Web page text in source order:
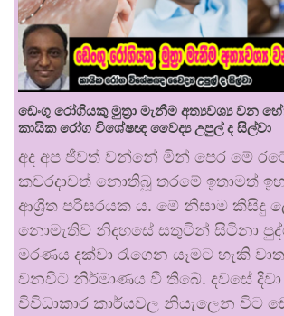
ඩෙංගු රෝගියකු ⁣මුත්‍රා මැනීම අත්‍යවශ්‍ය වන
කායික රෝග විශේෂඥ වෛද්‍ය උපුල් ද සිල්වා
අද අප ජීවත් වන්නේ මින් පෙර මේ
කවරදාවත් නොතිබූ තරමේ ඉතාමත්
ආශ්‍රිත පරිසරයක ය. මේ නිසාම කිසිදු
නොමැතිව නිදහසේ සතුටින් සිටිනා
මරණය දක්වා රැගෙන යෑමට හැකි
වනවිට නිර්මාණය වී තිබේ. දවසේ
විවිධාකාර කාර්යවල නියැලෙන විට